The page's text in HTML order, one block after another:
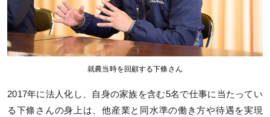
就農当時を回顧する下條さん
2017年に法人化し、自身の家族を含む5名で仕事に当たってい
る下條さんの身上は、他産業と同水準の働き方や待遇を実現